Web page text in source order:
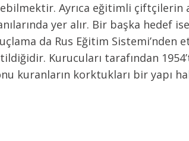
Ayrıca eğitimli çiftçilerin
yer alır. Bir başka hedef
da Rus Eğitim Sistemi’nden
Kurucuları tarafından
kuranların korktukları bir yapı